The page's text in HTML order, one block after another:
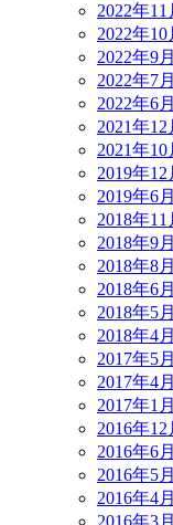
2022年11
2022年10
2022年9月
2022年7月
2022年6月
2021年12
2021年10
2019年12
2019年6月
2018年11
2018年9月
2018年8月
2018年6月
2018年5月
2018年4月
2017年5月
2017年4月
2017年1月
2016年12
2016年6月
2016年5月
2016年4月